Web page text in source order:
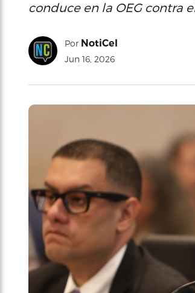
conduce en la OEG contra
Por NotiCel
Jun 16, 2026